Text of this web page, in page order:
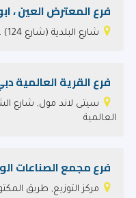
فرع المعترض العين ،
شارع البلدية (شارع 124) ، بالقرب من كنتاكى
فرع القرية العالمية
سيتى لاند مول, شارع
العالمية
فرع مجمع الصناعات
مركز التوزيع, طريق